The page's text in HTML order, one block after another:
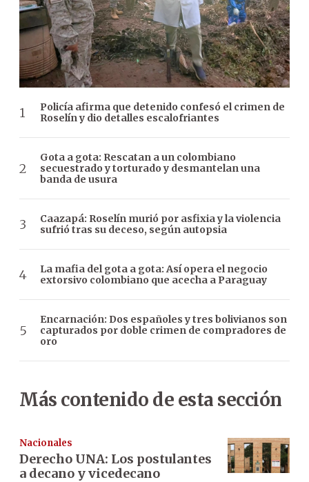
Policía afirma que detenido confesó el crimen de
Roselín y dio detalles escalofriantes
Gota a gota: Rescatan a un colombiano
secuestrado y torturado y desmantelan una
banda de usura
Caazapá: Roselín murió por asfixia y la violencia
sufrió tras su deceso, según autopsia
La mafia del gota a gota: Así opera el negocio
extorsivo colombiano que acecha a Paraguay
Encarnación: Dos españoles y tres bolivianos son
capturados por doble crimen de compradores de
oro
Más contenido de esta sección
Nacionales
Derecho UNA: Los postulantes
a decano y vicedecano